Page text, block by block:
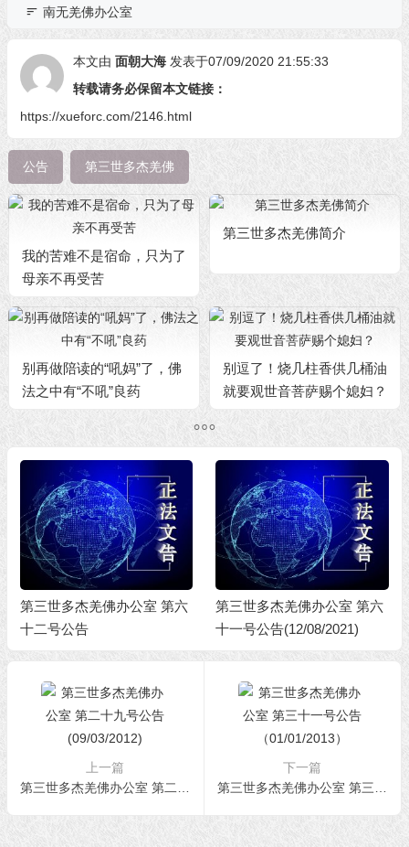
南无羌佛办公室
本文由 面朝大海 发表于07/09/2020 21:55:33
转载请务必保留本文链接：
https://xueforc.com/2146.html
公告 第三世多杰羌佛
我的苦难不是宿命，只为了
母亲不再受苦
第三世多杰羌佛简介
别再做陪读的“吼妈”了，佛
法之中有“不吼”良药
别逗了！烧几柱香供几桶油
就要观世音菩萨赐个媳妇？
第三世多杰羌佛办公室 第六
十二号公告
第三世多杰羌佛办公室 第六
十一号公告(12/08/2021)
上一篇
下一篇